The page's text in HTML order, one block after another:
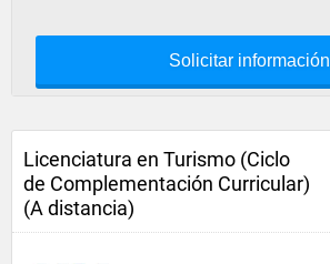
Solicitar información
Licenciatura en Turismo (Ciclo
de Complementación Curricular)
(A distancia)